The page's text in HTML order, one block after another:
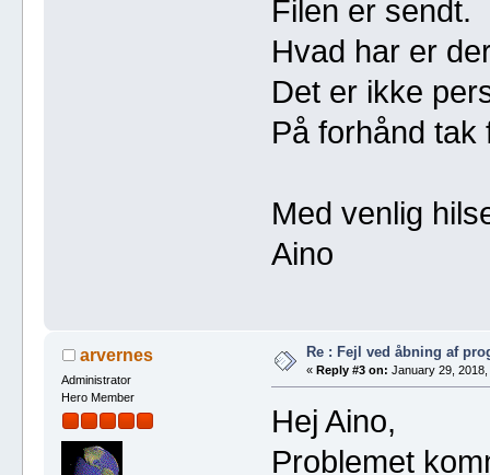
Filen er sendt.
Hvad har er
Det er ikke
På forhånd
Med venlig
Aino
arvernes
Administrator
Hero Member
Re : Fejl ved åbning af
«Reply #3 on: January 29,
Hej Aino,
Problemet